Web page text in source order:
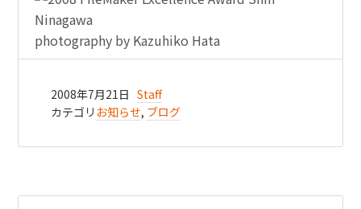
photography by Kazuhiko Hata
2008年7月21日 Staff
カテゴリ お知らせ, ブログ